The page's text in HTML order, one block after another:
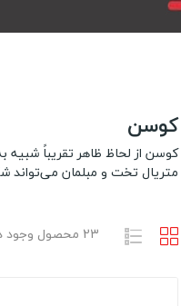
کوسن
کوسن از لحاظ ظاهر تقریباً
متریال تخت و مبلمان می‌تواند
23 محصول وجود دارد